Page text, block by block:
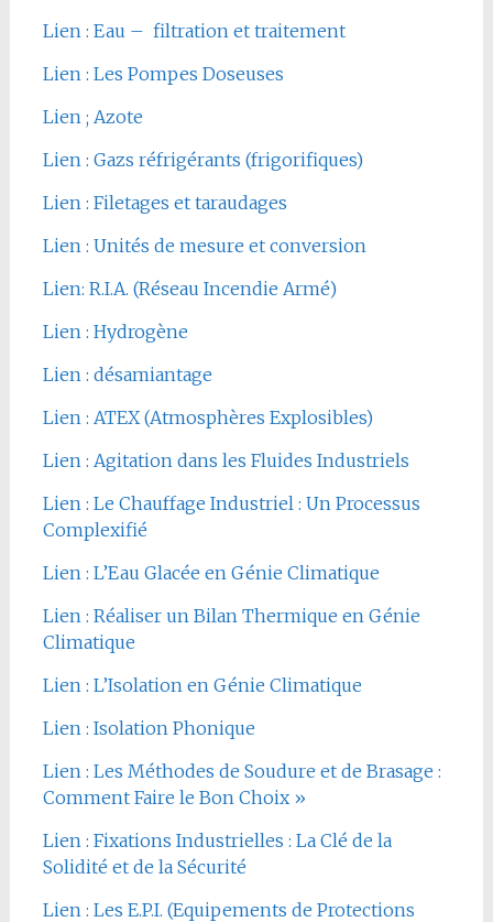
Lien : Eau – filtration et traitement
Lien : Les Pompes Doseuses
Lien ; Azote
Lien : Gazs réfrigérants (frigorifiques)
Lien : Filetages et taraudages
Lien : Unités de mesure et conversion
Lien: R.I.A. (Réseau Incendie Armé)
Lien : Hydrogène
Lien : désamiantage
Lien : ATEX (Atmosphères Explosibles)
Lien : Agitation dans les Fluides Industriels
Lien : Le Chauffage Industriel : Un Processus
Complexifié
Lien : L’Eau Glacée en Génie Climatique
Lien : Réaliser un Bilan Thermique en Génie
Climatique
Lien : L’Isolation en Génie Climatique
Lien : Isolation Phonique
Lien : Les Méthodes de Soudure et de Brasage :
Comment Faire le Bon Choix »
Lien : Fixations Industrielles : La Clé de la
Solidité et de la Sécurité
Lien : Les E.P.I. (Equipements de Protections